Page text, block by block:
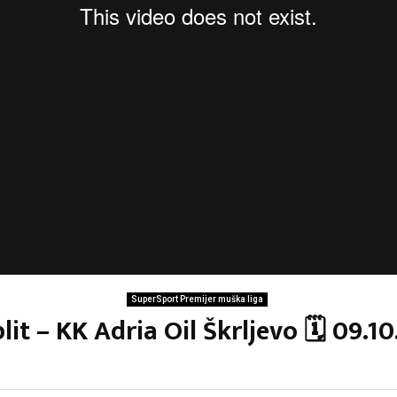
SuperSport Premijer muška liga
– KK Adria Oil Škrljevo 🗓